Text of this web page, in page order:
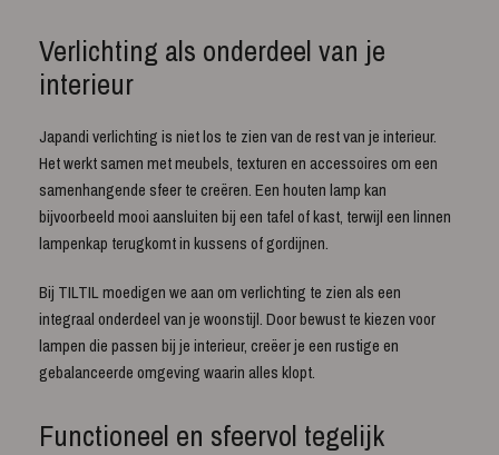
Verlichting als onderdeel van je
interieur
Japandi verlichting is niet los te zien van de rest van je interieur.
Het werkt samen met meubels, texturen en accessoires om een
samenhangende sfeer te creëren. Een houten lamp kan
bijvoorbeeld mooi aansluiten bij een tafel of kast, terwijl een linnen
lampenkap terugkomt in kussens of gordijnen.
Bij TILTIL moedigen we aan om verlichting te zien als een
integraal onderdeel van je woonstijl. Door bewust te kiezen voor
lampen die passen bij je interieur, creëer je een rustige en
gebalanceerde omgeving waarin alles klopt.
Functioneel en sfeervol tegelijk